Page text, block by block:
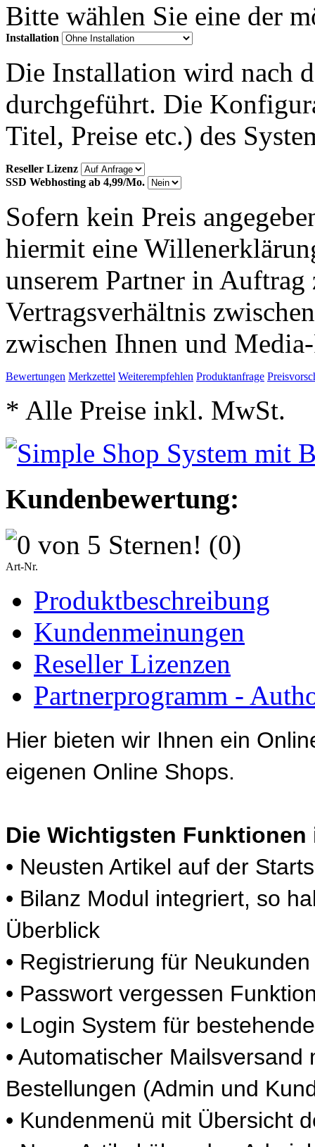
Bitte wählen Sie eine der
Installation
Die Installation wird nach
durchgeführt. Die
Titel, Preise etc.) des
Reseller Lizenz
SSD Webhosting ab 4,99/Mo.
Sofern kein Preis
hiermit eine
unserem Partner in
Vertragsverhältnis
zwischen Ihnen und
Bewertungen Merkzettel Weiterempfehlen Produktanfrage
* Alle Preise inkl. MwSt.
Kundenbewertung:
(0)
Art-Nr.
Produktbeschreibung
Kundenmeinungen
Reseller Lizenzen
Partnerprogramm -
Hier bieten wir Ihnen ein
eigenen Online Shops.
Die Wichtigsten
• Neusten Artikel auf der
• Bilanz Modul integriert, so
Überblick
• Registrierung für Neukunden
• Passwort vergessen
• Login System für
• Automatischer
Bestellungen (Admin und
• Kundenmenü mit Übersicht